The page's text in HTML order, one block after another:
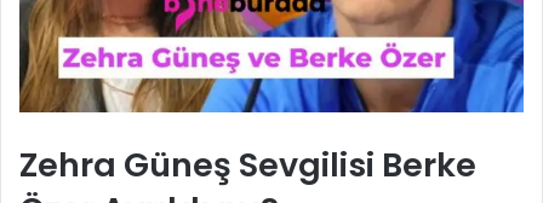
Zehra Güneş Sevgilisi Berke